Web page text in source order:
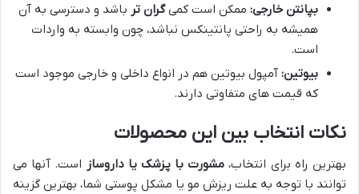
بپانتن خارجی: ممکن است کمیگران تر باشد و دسترسی به آن
همیشه به راحتی پانتینکس نباشد، چون وابسته به واردات
است.
بیوتین: آمپول بیوتین هم در انواع داخلی و خارجی موجود است
که قیمت های متفاوتی دارند.
نکات انتخاب بین این محصولات
بهترین راه برای انتخاب، مشورت با پزشک یا داروساز است. آنها می
توانند با توجه به علت ریزش مو یا مشکل پوستی شما، بهترین گزینه